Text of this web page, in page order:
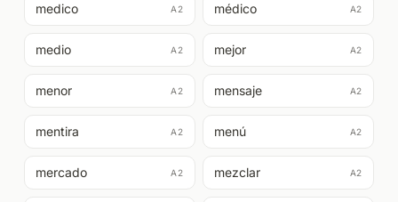
medico A2 médico A2
medio A2 mejor A2
menor A2 mensaje A2
mentira A2 menú A2
mercado A2 mezclar A2